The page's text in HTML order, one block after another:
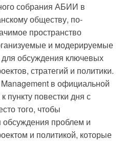
собрания АБИИ в
обществу, по-
пространство
и модерируемые
обсуждения ключевых
стратегий и политики.
в официальной
пункту повестки дня с
того, чтобы
обсуждения проблем и
и политикой, которые